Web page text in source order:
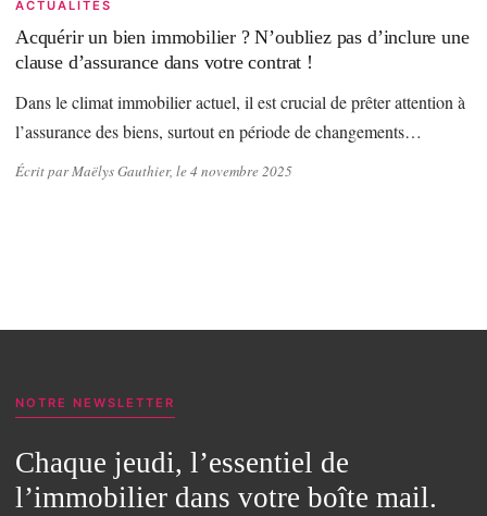
ACTUALITÉS
Acquérir un bien immobilier ? N’oubliez pas d’inclure une
clause d’assurance dans votre contrat !
Dans le climat immobilier actuel, il est crucial de prêter attention à
l’assurance des biens, surtout en période de changements…
Écrit par Maëlys Gauthier, le 4 novembre 2025
NOTRE NEWSLETTER
Chaque jeudi, l’essentiel de
l’immobilier dans votre boîte mail.